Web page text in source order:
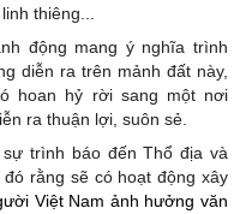
thiêng...
động mang ý nghĩa trình
diễn ra trên mảnh đất này,
hoan hỷ rời sang một nơi
ra thuận lợi, suôn sẻ.
trình báo đến Thổ địa và
rằng sẽ có hoạt động xây
Việt Nam ảnh hưởng văn